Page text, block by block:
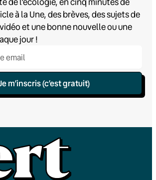
à la Une, des brèves, des sujets de
et une bonne nouvelle ou une
jour !
m’inscris (c’est gratuit)